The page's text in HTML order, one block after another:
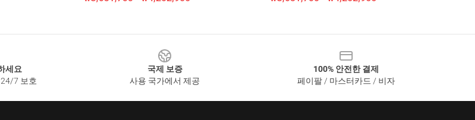
세요
7 보호
국제 보증
사용 국가에서 제공
100% 안전한 결제
페이팔 / 마스터카드 / 비자